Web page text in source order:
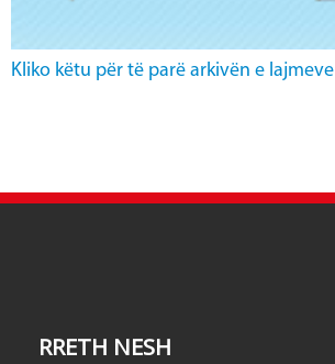
Kliko këtu për të parë arkivën e lajmeve
RRETH NESH